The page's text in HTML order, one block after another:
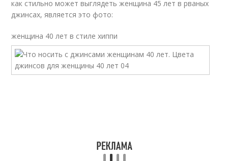
как стильно может выглядеть женщина 45 лет в рваных
джинсах, является это фото:
женщина 40 лет в стиле хиппи